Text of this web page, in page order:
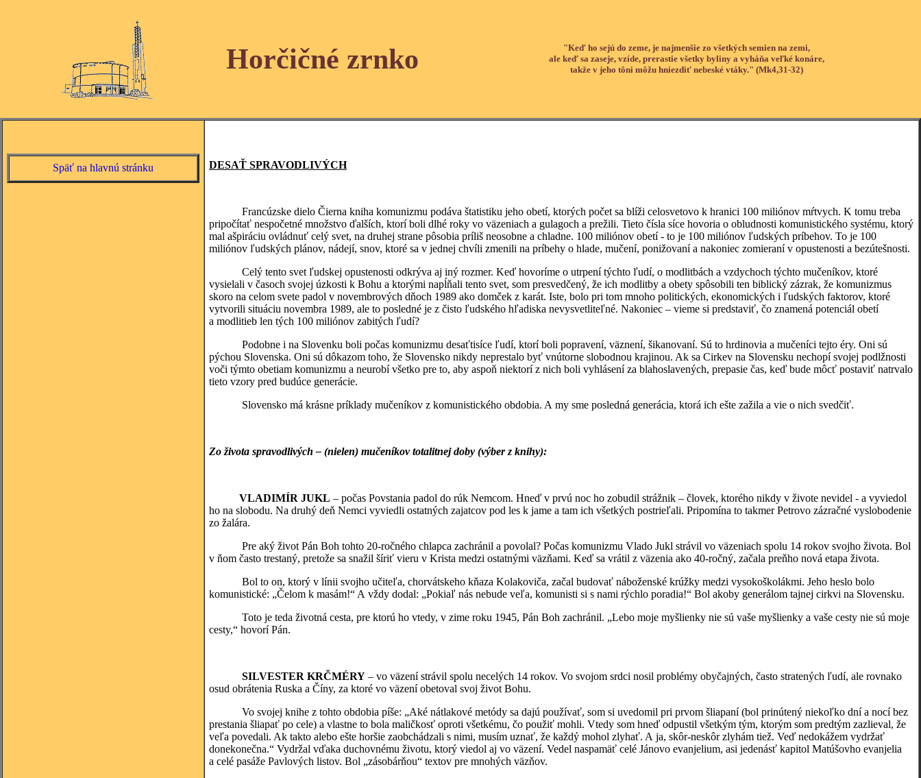
Horčičné zrnko
"Keď ho sejú do zeme, je najmenšie zo všetkých semien na zemi,
ale keď sa zaseje, vzíde, prerastie všetky byliny a vyháňa veľké konáre,
takže v jeho tôni môžu hniezdiť nebeské vtáky." (Mk4,31-32)
Späť na hlavnú stránku DESAŤ SPRAVODLIVÝCH
Francúzske dielo Čierna kniha komunizmu podáva štatistiku jeho obetí, ktorých počet sa blíži celosvetovo k hranici 100 miliónov mŕtvych. K tomu treba
pripočítať nespočetné množstvo ďalších, ktorí boli dlhé roky vo väzeniach a gulagoch a prežili. Tieto čísla síce hovoria o obludnosti komunistického systému, ktorý
mal ašpiráciu ovládnuť celý svet, na druhej strane pôsobia príliš neosobne a chladne. 100 miliónov obetí - to je 100 miliónov ľudských príbehov. To je 100
miliónov ľudských plánov, nádejí, snov, ktoré sa v jednej chvíli zmenili na príbehy o hlade, mučení, ponižovaní a nakoniec zomieraní v opustenosti a bezútešnosti.
Celý tento svet ľudskej opustenosti odkrýva aj iný rozmer. Keď hovoríme o utrpení týchto ľudí, o modlitbách a vzdychoch týchto mučeníkov, ktoré
vysielali v časoch svojej úzkosti k Bohu a ktorými napĺňali tento svet, som presvedčený, že ich modlitby a obety spôsobili ten biblický zázrak, že komunizmus
skoro na celom svete padol v novembrových dňoch 1989 ako domček z karát. Iste, bolo pri tom mnoho politických, ekonomických i ľudských faktorov, ktoré
vytvorili situáciu novembra 1989, ale to posledné je z čisto ľudského hľadiska nevysvetliteľné. Nakoniec – vieme si predstaviť, čo znamená potenciál obetí
a modlitieb len tých 100 miliónov zabitých ľudí?
Podobne i na Slovenku boli počas komunizmu desaťtisíce ľudí, ktorí boli popravení, väznení, šikanovaní. Sú to hrdinovia a mučeníci tejto éry. Oni sú
pýchou Slovenska. Oni sú dôkazom toho, že Slovensko nikdy neprestalo byť vnútorne slobodnou krajinou. Ak sa Cirkev na Slovensku nechopí svojej podlžnosti
voči týmto obetiam komunizmu a neurobí všetko pre to, aby aspoň niektorí z nich boli vyhlásení za blahoslavených, prepasie čas, keď bude môcť postaviť natrvalo
tieto vzory pred budúce generácie.
Slovensko má krásne príklady mučeníkov z komunistického obdobia. A my sme posledná generácia, ktorá ich ešte zažila a vie o nich svedčiť.
Zo života spravodlivých – (nielen) mučeníkov totalitnej doby (výber z knihy):
VLADIMÍR JUKL – počas Povstania padol do rúk Nemcom. Hneď v prvú noc ho zobudil strážnik – človek, ktorého nikdy v živote nevidel - a vyviedol
ho na slobodu. Na druhý deň Nemci vyviedli ostatných zajatcov pod les k jame a tam ich všetkých postrieľali. Pripomína to takmer Petrovo zázračné vyslobodenie
zo žalára.
Pre aký život Pán Boh tohto 20-ročného chlapca zachránil a povolal? Počas komunizmu Vlado Jukl strávil vo väzeniach spolu 14 rokov svojho života. Bol
v ňom často trestaný, pretože sa snažil šíriť vieru v Krista medzi ostatnými väzňami. Keď sa vrátil z väzenia ako 40-ročný, začala preňho nová etapa života.
Bol to on, ktorý v línii svojho učiteľa, chorvátskeho kňaza Kolakoviča, začal budovať náboženské krúžky medzi vysokoškolákmi. Jeho heslo bolo
komunistické: „Čelom k masám!“ A vždy dodal: „Pokiaľ nás nebude veľa, komunisti si s nami rýchlo poradia!“ Bol akoby generálom tajnej cirkvi na Slovensku.
Toto je teda životná cesta, pre ktorú ho vtedy, v zime roku 1945, Pán Boh zachránil. „Lebo moje myšlienky nie sú vaše myšlienky a vaše cesty nie sú moje
cesty,“ hovorí Pán.
SILVESTER KRČMÉRY – vo väzení strávil spolu necelých 14 rokov. Vo svojom srdci nosil problémy obyčajných, často stratených ľudí, ale rovnako
osud obrátenia Ruska a Číny, za ktoré vo väzení obetoval svoj život Bohu.
Vo svojej knihe z tohto obdobia píše: „Aké nátlakové metódy sa dajú používať, som si uvedomil pri prvom šliapaní (bol prinútený niekoľko dní a nocí bez
prestania šliapať po cele) a vlastne to bola maličkosť oproti všetkému, čo použiť mohli. Vtedy som hneď odpustil všetkým tým, ktorým som predtým zazlieval, že
veľa povedali. Ak takto alebo ešte horšie zaobchádzali s nimi, musím uznať, že každý mohol zlyhať. A ja, skôr-neskôr zlyhám tiež. Veď nedokážem vydržať
donekonečna.“ Vydržal vďaka duchovnému životu, ktorý viedol aj vo väzení. Vedel naspamäť celé Jánovo evanjelium, asi jedenásť kapitol Matúšovho evanjelia
a celé pasáže Pavlových listov. Bol „zásobárňou“ textov pre mnohých väzňov.